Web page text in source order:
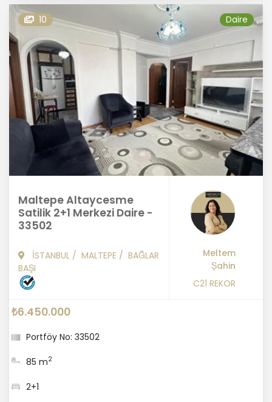
10 Daire
Maltepe Altaycesme
Satilik 2+1 Merkezi Daire -
33502
İSTANBUL / MALTEPE / BAĞLAR
BAŞI
Meltem
Şahin
C21 REKOR
₺6.450.000
Portföy No: 33502
85 m2
2+1